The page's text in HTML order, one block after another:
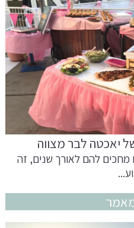
יאכטה לבר מצווה
מחכים להם לאורך שנים, זה